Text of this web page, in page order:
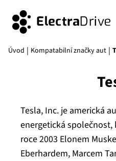
ElectraDrive
Úvod | Kompatabilní značky aut |
Tesla, Inc. je americká
energetická společnost,
roce 2003 Elonem
Eberhardem, Marcem